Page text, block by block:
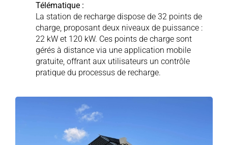
Télématique :
La station de recharge dispose de 32 points de
charge, proposant deux niveaux de puissance :
22 kW et 120 kW. Ces points de charge sont
gérés à distance via une application mobile
gratuite, offrant aux utilisateurs un contrôle
pratique du processus de recharge.